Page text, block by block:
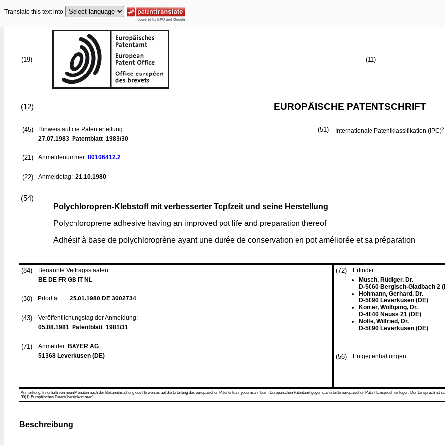
Translate this text into
(19) (11)
(12) EUROPÄISCHE PATENTSCHRIFT
(45)
Hinweis auf die Patenterteilung:
27.07.1983 Patentblatt 1983/30
(21) Anmeldenummer: 80106412.2
(22) Anmeldetag: 21.10.1980
(51) Internationale Patentklassifikation (IPC)3
(54)
Polychloropren-Klebstoff mit verbesserter Topfzeit und seine Herstellung
Polychloroprene adhesive having an improved pot life and preparation thereof
Adhésif à base de polychloroprène ayant une durée de conservation en pot améliorée et sa préparation
(84)
Benannte Vertragsstaaten:
BE DE FR GB IT NL
(30) Priorität: 25.01.1980 DE 3002734
(43)
Veröffentlichungstag der Anmeldung:
05.08.1981 Patentblatt 1981/31
(71) Anmelder: BAYER AG
51368 Leverkusen (DE)
(72)
Erfinder:
Musch, Rüdiger, Dr.
D-5060 Bergisch-Gladbach 2
Hohmann, Gerhard, Dr.
D-5090 Leverkusen (DE)
Konter, Wolfgang, Dr.
D-4040 Neuss 21 (DE)
Nolte, Wilfried, Dr.
D-5090 Leverkusen (DE)
(56) Entgegenhaltungen: :
Anmerkung: Innerhalb von neun Monaten nach der Bekanntmachung des Hinweises auf die Erteilung des europäischen Patents kann jedermann beim Europäischen Patentamt gegen das erteilte europäischen Patent Einspruch einlegen. Der Einspruch
99(1) Europäisches Patentübereinkommen).
Beschreibung